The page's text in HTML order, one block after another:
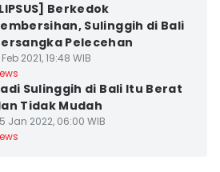
Berkedok
Sulinggih di Bali
Pelecehan
Feb 2021, 19:48 WIB
Sulinggih di Bali Itu Berat
Tidak Mudah
Jan 2022, 06:00 WIB